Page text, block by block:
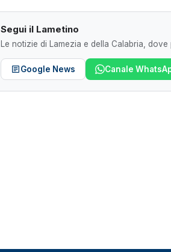
Segui il Lametino
Le notizie di Lamezia e della Calabria, dove
Google News Canale